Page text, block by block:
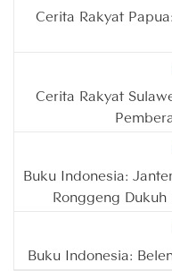
Cerita Rakyat
Cerita Rakyat
Buku Indonesia:
Ronggeng
Buku Indonesia: